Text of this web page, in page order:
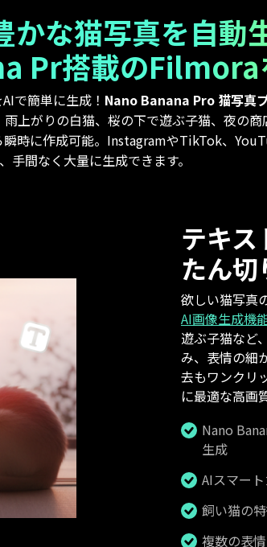
かな猫写真を自動
Pr搭載のFilmora
で簡単に生成！ Nano Banana Pro 猫写真
上がりの白猫、桜の下で遊ぶ子猫、夜の
時に作成可能。InstagramやTikTok、
手間なく大量に生成できます。
テキ
たん切
欲しい猫写真
AI画像生成機
遊ぶ子猫など
み、表情の細
去もワンクリ
に最適な高画
Nano
生成
AIスマー
飼い猫の
複数の表